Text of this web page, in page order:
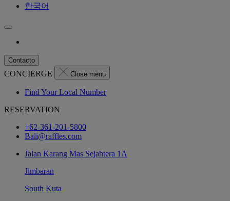
한국어
Contacto
CONCIERGE Close menu
Find Your Local Number
RESERVATION
+62-361-201-5800
Bali@raffles.com
Jalan Karang Mas Sejahtera 1A
Jimbaran
South Kuta